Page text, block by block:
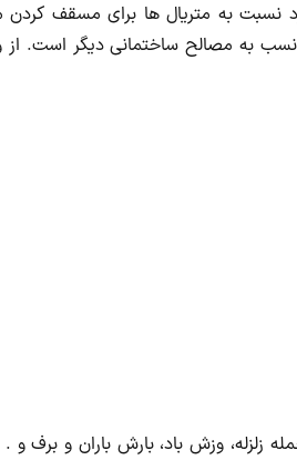
نسبت به متریال ها برای مسقف
به مصالح ساختمانی دیگر است. از
زلزله، وزش باد، بارش باران و برف